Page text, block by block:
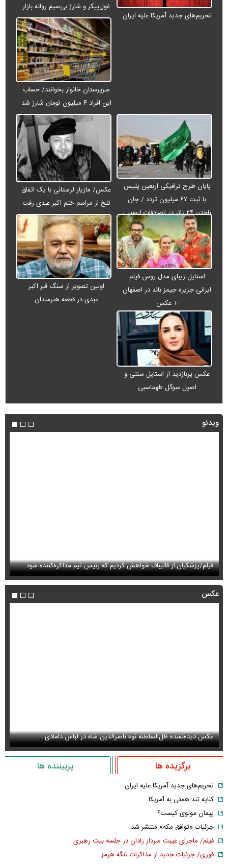
تحریم‌های جدید آمریکا علیه ایران
غول‌پیکر و شارژ بی‌سیم روانه بازار
می‌شود
سرپرستان خانوار بخوانند/ حساب
این افراد ۴ میلیون تومان شارژ شد
پایان طرح ترافیکی اربعین پلیس
با ثبت ۶۷ میلیون تردد / جان
باختن ۲۴ زائر در تصادفات اربعینی
عکس/ مازیار لرستانی با یک اتفاق
تلخ از مراسم ختم اکبر عبدی رفت
استایل زیبای مدل روس فیلم
ایرانی جزیره جیمز باند در اصفهان
+ عکس
اولین تصویر از سنگ قبر اکبر
عبدی در قطعه هنرمندان
عکس پربازدید از استایل سنتی و
اصیل سوگل طهماسبی
ویدئو
فیلم/پزشکیان:از قالیباف خواهش کردیم که رئیس تیم مذاکره‌کننده شود
عکس
عکس دیده‌نشده ظل‌السلطنه نوه ناصرالدین شاه در لباس دامادی
برگزیده ها پربیننده ها
تحریم‌های جدید آمریکا علیه ایران
کنایه تند همتی به آمریکا
پیمان مولوی کیست؟
جزئیات «توافق مکه» منتشر شد
فیلم/ ماجرای غیبت سردار رادان در جلسه بیت رهبری
فوری/ جزئیات جدید از مذاکرات تنگه هرمز